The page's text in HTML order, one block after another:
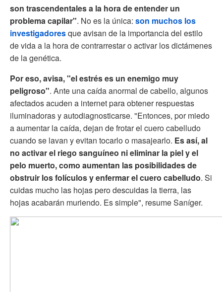
son trascendentales a la hora de entender un
problema capilar". No es la única: son muchos los
investigadoresque avisan de la importancia del estilo
de vida a la hora de contrarrestar o activar los dictámenes
de la genética.
Por eso, avisa, "el estrés es un enemigo muy
peligroso". Ante una caída anormal de cabello, algunos
afectados acuden a internet para obtener respuestas
iluminadoras y autodiagnosticarse. "Entonces, por miedo
a aumentar la caída, dejan de frotar el cuero cabelludo
cuando se lavan y evitan tocarlo o masajearlo. Es así, al
no activar el riego sanguíneo ni eliminar la piel y el
pelo muerto, como aumentan las posibilidades de
obstruir los folículos y enfermar el cuero cabelludo. Si
cuidas mucho las hojas pero descuidas la tierra, las
hojas acabarán muriendo. Es simple", resume Saníger.